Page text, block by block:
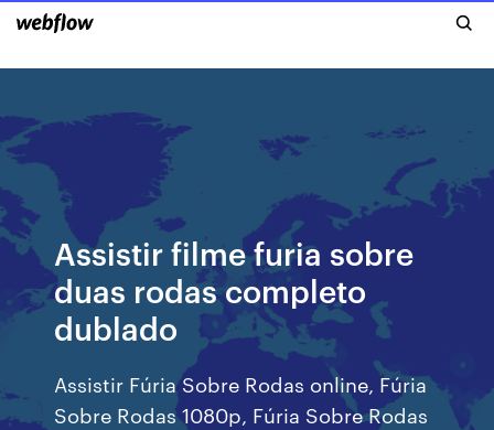
Assistir filme furia sobre
duas rodas completo
dublado
Assistir Fúria Sobre Rodas online, Fúria
Sobre Rodas 1080p, Fúria Sobre Rodas